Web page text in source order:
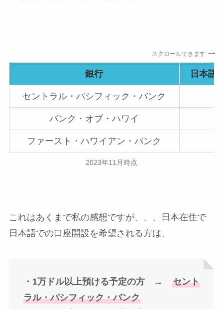
スクロールできます
銀行 日本語
セントラル・パシフィック・バンク
バンク・オブ・ハワイ
ファースト・ハワイアン・バンク
2023年11月時点
これはあくまで私の感想ですが、、、日本在住で
日本語での口座開設を希望される方は、
・1万ドル以上預ける予定の方 → セント
ラル・パシフィック・バンク